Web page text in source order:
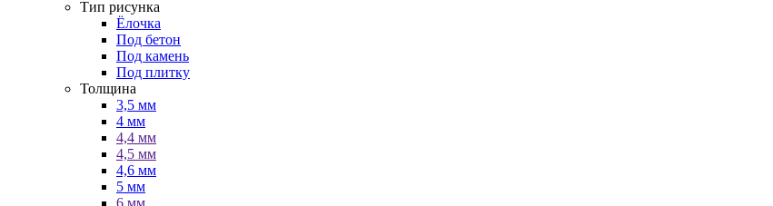
Тип рисунка
Ёлочка
Под бетон
Под камень
Под плитку
Толщина
3,5 мм
4 мм
4,4 мм
4,5 мм
4,6 мм
5 мм
6 мм